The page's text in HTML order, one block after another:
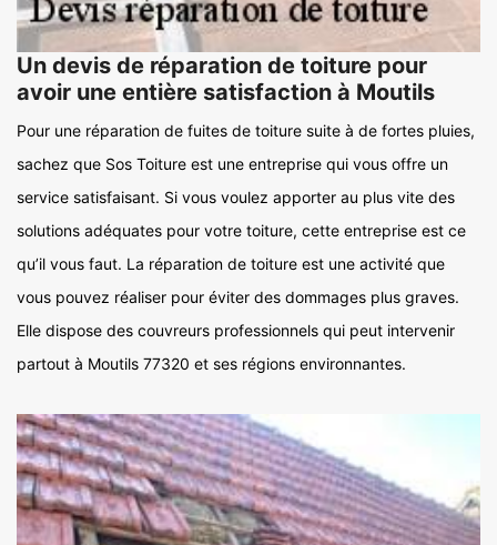
Un devis de réparation de toiture pour
avoir une entière satisfaction à Moutils
Pour une réparation de fuites de toiture suite à de fortes pluies,
sachez que Sos Toiture est une entreprise qui vous offre un
service satisfaisant. Si vous voulez apporter au plus vite des
solutions adéquates pour votre toiture, cette entreprise est ce
qu’il vous faut. La réparation de toiture est une activité que
vous pouvez réaliser pour éviter des dommages plus graves.
Elle dispose des couvreurs professionnels qui peut intervenir
partout à Moutils 77320 et ses régions environnantes.